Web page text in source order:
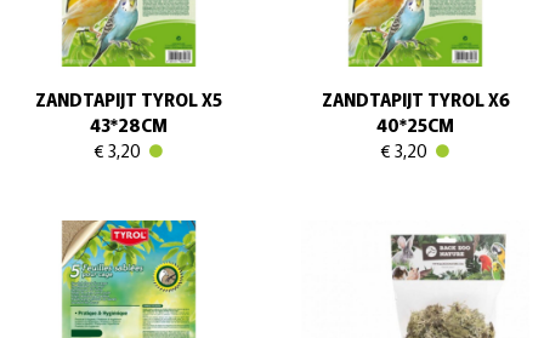
ZANDTAPIJT TYROL X5
43*28CM
€ 3,20
ZANDTAPIJT TYROL X6
40*25CM
€ 3,20